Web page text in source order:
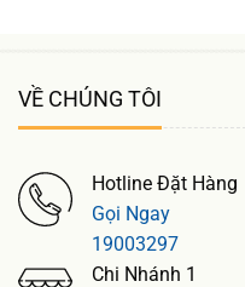
VỀ CHÚNG TÔI
Hotline Đặt Hàng
Gọi Ngay
19003297
Chi Nhánh 1